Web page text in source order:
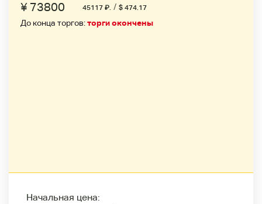
¥ 73800 45117 ₽. / $ 474.17
До конца торгов:торги окончены
Начальная цена: